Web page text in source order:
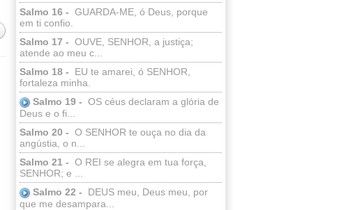
Salmo 16 - GUARDA-ME, ó Deus, porque
em ti confio.
Salmo 17 - OUVE, SENHOR, a justiça;
atende ao meu c...
Salmo 18 -
EU te amarei, ó SENHOR,
fortaleza minha.
Salmo 19 - OS céus declaram a glória de
Deus e o fi...
Salmo 20 - O SENHOR te ouça no dia da
angústia, o n...
Salmo 21 - O REI se alegra em tua força,
SENHOR; e ...
Salmo 22 -
DEUS meu, Deus meu, por
que me desampara...